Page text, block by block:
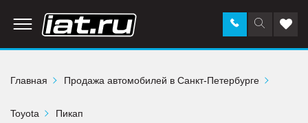
Поиск
по
Заказать
звонок в
Главная
Продажа автомобилей в Санкт-Петербурге
Toyota Пикап